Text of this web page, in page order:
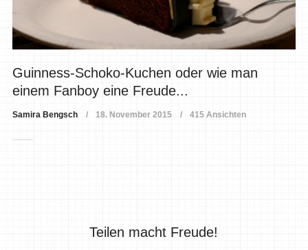
Guinness-Schoko-Kuchen oder wie man
einem Fanboy eine Freude...
Samira Bengsch 18. November 2015 415 Ansichten
Teilen macht Freude!